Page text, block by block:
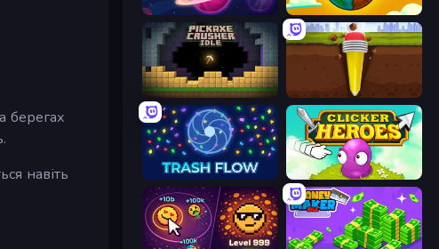
берегах
навіть
Galaxy Clicker Land Explorers: Merge & Build
Pickaxe Crusher Idle Pen Dig
Trash Flow Clicker Heroes